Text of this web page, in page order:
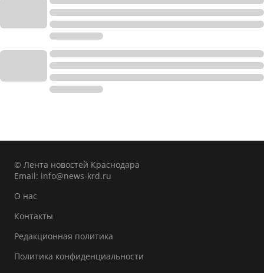
© Лента новостей Краснодара
Email: info@news-krd.ru
О нас
Контакты
Редакционная политика
Политика конфиденциальности